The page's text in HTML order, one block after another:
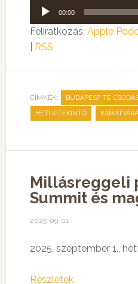
Audió
lejátszó
00:00
Feliratkozás: Apple
RSS
CÍMKÉK: BUDAPEST TE
HETI KITEKINTŐ ,
Millásreggeli
Summit és
2025-09-01
2025. szeptember 1.,
Részletek